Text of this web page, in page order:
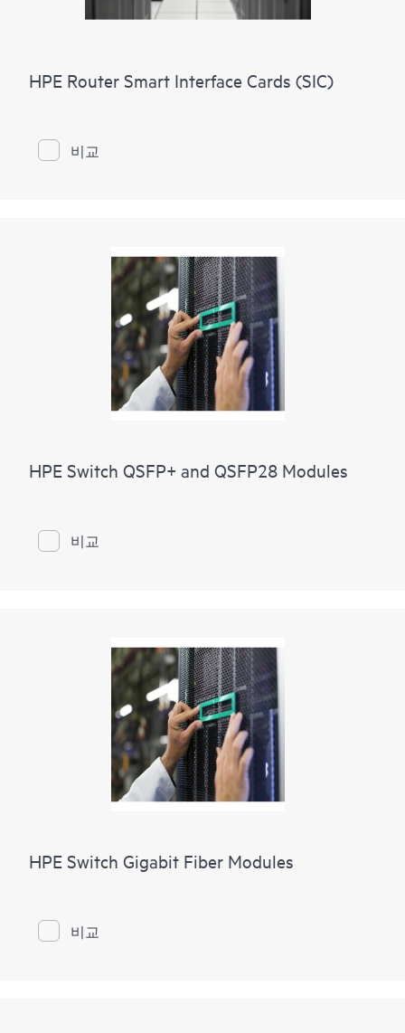
HPE Router Smart Interface Cards (SIC)
비교
HPE Switch QSFP+ and QSFP28 Modules
비교
HPE Switch Gigabit Fiber Modules
비교